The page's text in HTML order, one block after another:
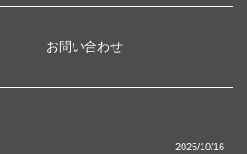
お問い合わせ
2025/10/16